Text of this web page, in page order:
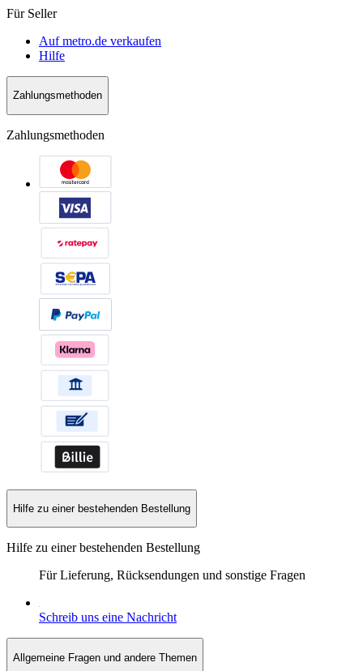
Für Seller
Auf metro.de verkaufen
Hilfe
Zahlungsmethoden
Zahlungsmethoden
Hilfe zu einer bestehenden Bestellung
Hilfe zu einer bestehenden Bestellung
Für Lieferung, Rücksendungen und sonstige Fragen
Schreib uns eine Nachricht
Allgemeine Fragen und andere Themen